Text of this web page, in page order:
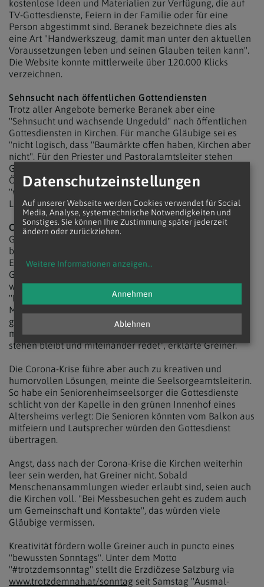
kostenlose Ideen und Materialien zur Verfügung, die auf
TV-Gottesdienste, Feiern in der Familie oder für eine
Person abgestimmt sind. Beranek bezeichnete dies als
eine Art "Handwerkszeug, damit man unter den aktuellen
Voraussetzungen leben und seinen Glauben teilen kann".
Die Website konnte mittlerweile über 120.000 Klicks
verzeichnen.
Sehnsucht nach öffentlichen Gottendiensten
Trotz aller Angebote bemerke Beranek aber eine
"Sehnsucht und wachsende Ungeduld" nach öffentlichen
Gottesdiensten in Kirchen. Für manche Gläubige sei es
"nicht logisch, dass "Baumärkte offen haben, Kirchen aber
nicht". Für den Priester und Pastoralamtsleiter stehen
Gesundheit und Sicherheit jedoch vor einer "voreiligen
Öffnung aller Kirchen", denn die Frage nach einem
"verantwortungsvollem Hochfahren des kirchlichen
Lebens" müsse erst geklärt werden.
Corona verstärkt Einsamkeit
Großes Thema sei nach über einem Monat Covid-19
bedingter Einschränkungen vor allem die zunehmende
Einsamkeit der Menschen, warnte Lucia Greiner im
Gespräch mit Kathpress. In der Erzdiözese Salzburg
würden deswegen einige Pastoralassistenten sogenannte
"Haustür-Gespräche" führen. "Es ist eine kreative Form
Menschen zu besuchen, Interesse zu zeigen und
gleichzeitig den Sicherheitsabstand einzuhalten, indem
man vor der Haustüre, dem Fenster oder im Vorgarten
stehen bleibt und miteinander redet", erklärte Greiner.
Die Corona-Krise führe aber auch zu kreativen und
humorvollen Lösungen, meinte die Seelsorgeamtsleiterin.
So habe ein Seniorenheimseelsorger die Gottesdienste
schlicht von der Kapelle in den grünen Innenhof eines
Altersheims verlegt: Die Senioren könnten vom Balkon aus
mitfeiern und Lautsprecher würden den Gottesdienst
übertragen.
Angst, dass nach der Corona-Krise die Kirchen weiterhin
leer sein werden, hat Greiner nicht. Sobald
Menschenansammlungen wieder erlaubt sind, seien auch
die Kirchen voll. "Bei Messbesuchen geht es zudem auch
um Gemeinschaft und Kontakte", das würden viele
Gläubige vermissen.
Kreativität fördern wolle Greiner auch in puncto eines
"bewussten Sonntags". Unter dem Motto
"#trotzdemsonntag" stellt die Erzdiözese Salzburg via
www.trotzdemnah.at/sonntag seit Samstag "Ausmal-
Datenschutzeinstellungen
Auf unserer Webseite werden Cookies verwendet für Social
Media, Analyse, systemtechnische Notwendigkeiten und
Sonstiges. Sie können Ihre Zustimmung später jederzeit
ändern oder zurückziehen.
Weitere Informationen anzeigen...
Ablehnen
Annehmen